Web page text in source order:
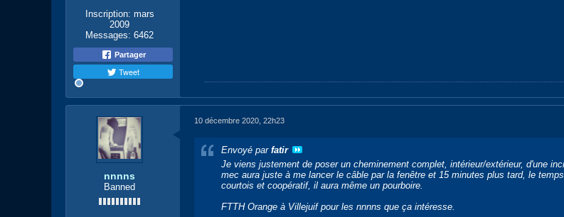
Inscription: mars
2009
Messages: 6462
Partager
Tweet
nnnns
Banned
10 décembre 2020, 22h23
Envoyé par fatir
Je viens justement de poser un cheminement complet, intérieur/extérieur, d'une
mec aura juste à me lancer le câble par la fenêtre et 15 minutes plus tard, le
courtois et coopératif, il aura même un pourboire.
FTTH Orange à Villejuif pour les nnnns que ça intéresse.